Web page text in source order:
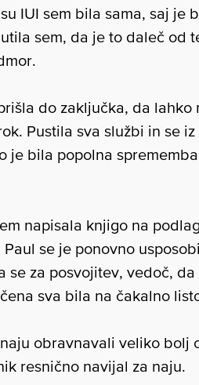
IUI sem bila sama, saj je
sem, da je to daleč od
do zaključka, da
Pustila sva službi in se
je bila popolna
napisala knjigo na
se je ponovno
se za posvojitev, vedoč,
sva bila na čakalno
obravnavali veliko bolj
resnično navijal za naju.